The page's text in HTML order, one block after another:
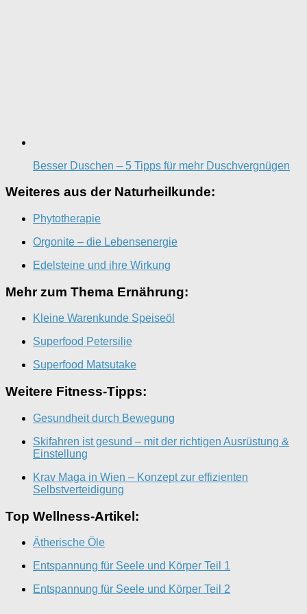
Besser Duschen – 5 Tipps für mehr Duschvergnügen
Weiteres aus der Naturheilkunde:
Phytotherapie
Orgonite – die Lebensenergie
Edelsteine und ihre Wirkung
Mehr zum Thema Ernährung:
Kleine Warenkunde Speiseöl
Superfood Petersilie
Superfood Matsutake
Weitere Fitness-Tipps:
Gesundheit durch Bewegung
Skifahren ist gesund – mit der richtigen Ausrüstung &
Einstellung
Krav Maga in Wien – Konzept zur effizienten
Selbstverteidigung
Top Wellness-Artikel:
Ätherische Öle
Entspannung für Seele und Körper Teil 1
Entspannung für Seele und Körper Teil 2